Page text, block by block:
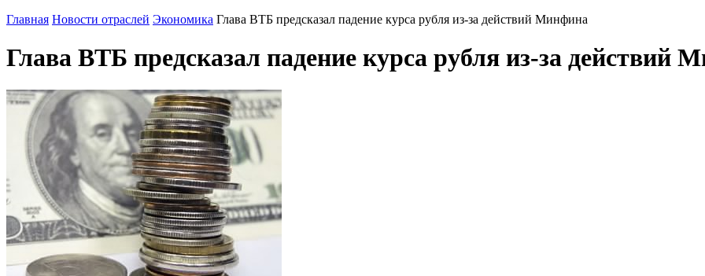
Главная Новости отраслей Экономика Глава ВТБ предсказал падение курса рубля из-за действий Минфина
Глава ВТБ предсказал падение курса рубля из-за действий